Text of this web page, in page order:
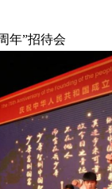
年”招待会